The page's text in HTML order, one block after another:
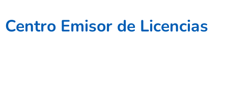
Centro Emisor de Licencias